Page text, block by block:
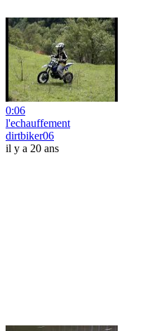
0:06
l'echauffement
dirtbiker06
il y a 20 ans